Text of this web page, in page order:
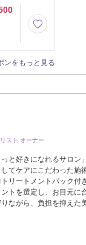
ンをもっと見る
スト オーナー
っと好きになれるサロン
てケアにこだわった施
リートメントパック付
トを選定し、お目元に
ながら、負担を抑えた